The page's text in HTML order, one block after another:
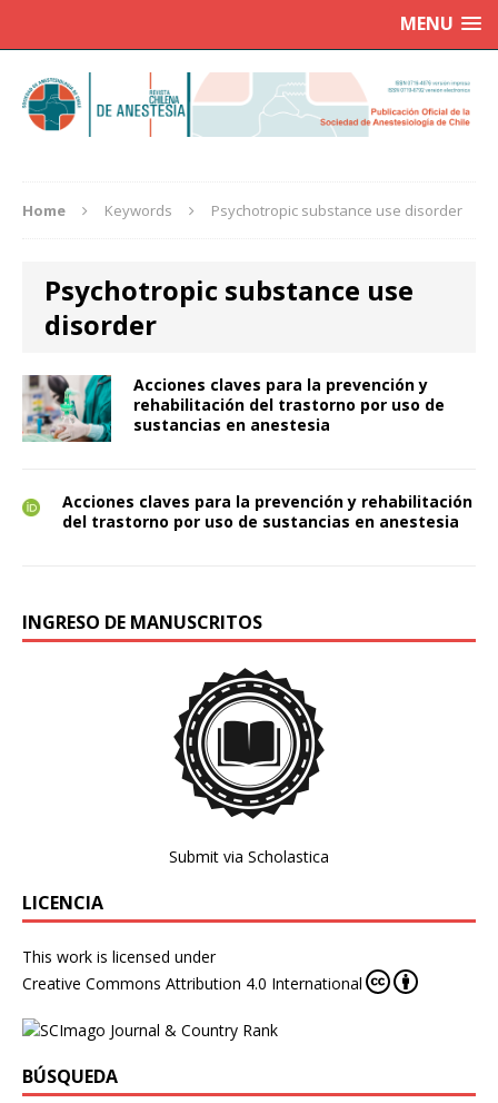
MENU
Home Keywords Psychotropic substance use disorder
Psychotropic substance use
disorder
Acciones claves para la prevención y
rehabilitación del trastorno por uso de
sustancias en anestesia
Acciones claves para la prevención y rehabilitación
del trastorno por uso de sustancias en anestesia
INGRESO DE MANUSCRITOS
Submit via Scholastica
LICENCIA
This work is licensed under
Creative Commons Attribution 4.0 International
BÚSQUEDA